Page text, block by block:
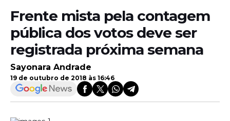
Frente mista pela contagem
pública dos votos deve ser
registrada próxima semana
Sayonara Andrade
19 de outubro de 2018 às 16:46